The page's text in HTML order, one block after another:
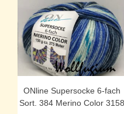
ONline Supersocke 6-fach
Sort. 384 Merino Color 3158